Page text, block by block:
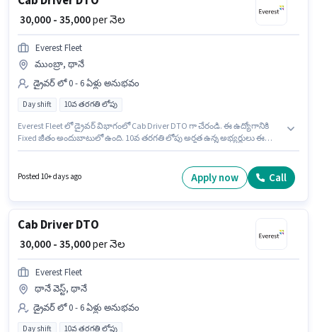
₹ 30,000 - 35,000per నెల
Everest Fleet
ముంబ్రా, థానే
డ్రైవర్ లో 0 - 6 ఏళ్లు అనుభవం
Day shift 10వ తరగతి లోపు
Everest Fleet లో డ్రైవర్ విభాగంలో Cab Driver DTO గా చేరండి. ఈ ఉద్యోగానికి
Fixed జీతం అందుబాటులో ఉంది. 10వ తరగతి లోపు అర్హత ఉన్న అభ్యర్థులు ఈ
ఉంటుంది. ఈ ఉద్యోగం ముంబ్రా, ముంబై లో ఉంది.
Posted 10+ days ago Apply now Call
Cab Driver DTO
₹ 30,000 - 35,000per నెల
Everest Fleet
థానే వెస్ట్, థానే
డ్రైవర్ లో 0 - 6 ఏళ్లు అనుభవం
Day shift 10వ తరగతి లోపు